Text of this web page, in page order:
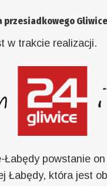
przesiadkowego
w trakcie realizacji.
Łabędy powstanie
Łabędy, która jest